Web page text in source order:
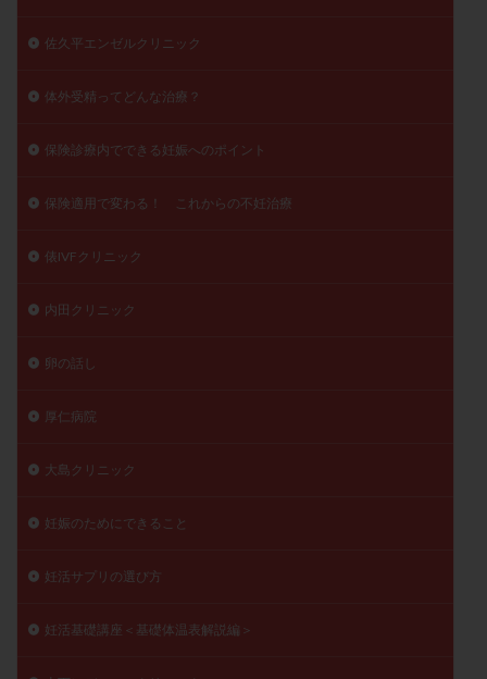
佐久平エンゼルクリニック
体外受精ってどんな治療？
保険診療内でできる妊娠へのポイント
保険適用で変わる！ これからの不妊治療
俵IVFクリニック
内田クリニック
卵の話し
厚仁病院
大島クリニック
妊娠のためにできること
妊活サプリの選び方
妊活基礎講座＜基礎体温表解説編＞